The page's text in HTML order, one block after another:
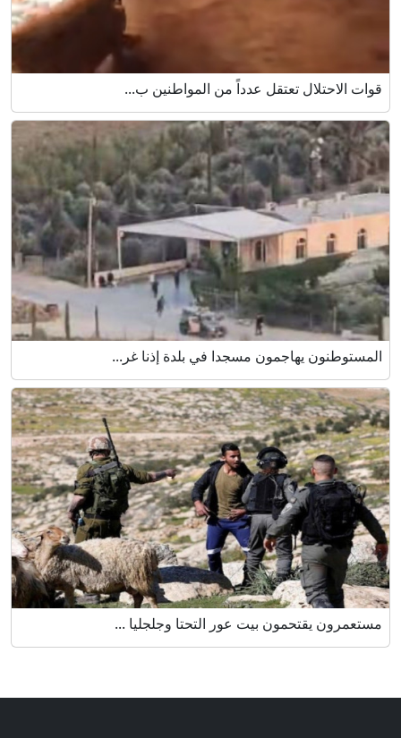
قوات الاحتلال تعتقل عدداً من المواطنين ب...
المستوطنون يهاجمون مسجدا في بلدة إذنا غر...
مستعمرون يقتحمون بيت عور التحتا وجلجليا ...